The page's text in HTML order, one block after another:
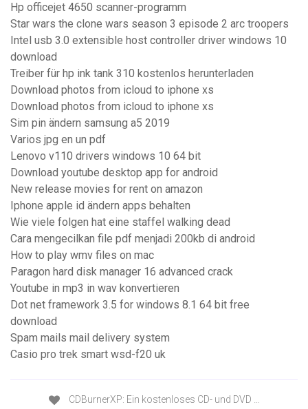
Hp officejet 4650 scanner-programm
Star wars the clone wars season 3 episode 2 arc troopers
Intel usb 3.0 extensible host controller driver windows 10
download
Treiber für hp ink tank 310 kostenlos herunterladen
Download photos from icloud to iphone xs
Download photos from icloud to iphone xs
Sim pin ändern samsung a5 2019
Varios jpg en un pdf
Lenovo v110 drivers windows 10 64 bit
Download youtube desktop app for android
New release movies for rent on amazon
Iphone apple id ändern apps behalten
Wie viele folgen hat eine staffel walking dead
Cara mengecilkan file pdf menjadi 200kb di android
How to play wmv files on mac
Paragon hard disk manager 16 advanced crack
Youtube in mp3 in wav konvertieren
Dot net framework 3.5 for windows 8.1 64 bit free
download
Spam mails mail delivery system
Casio pro trek smart wsd-f20 uk
CDBurnerXP: Ein kostenloses CD- und DVD …